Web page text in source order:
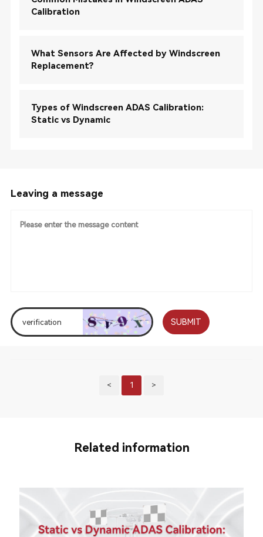
Calibration
What Sensors Are Affected by Windscreen
Replacement?
Types of Windscreen ADAS Calibration:
Static vs Dynamic
Leaving a message
SUBMIT
< 1 >
Related information